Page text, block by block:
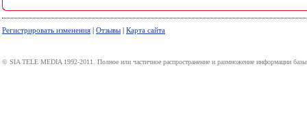
Регистрировать изменения | Отзывы | Карта сайта
© SIA TELE MEDIA 1992-2011. Полное или частичное распространение и размножение информации